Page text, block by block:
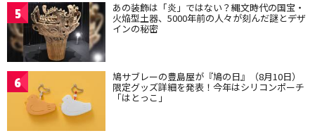
5 あの装飾は「炎」ではない？縄文時代の国宝・
火焔型土器、5000年前の人々が刻んだ謎とデザ
インの秘密
6 鳩サブレーの豊島屋が『鳩の日』（8月10日）
限定グッズ詳細を発表！今年はシリコンポーチ
「はとっこ」